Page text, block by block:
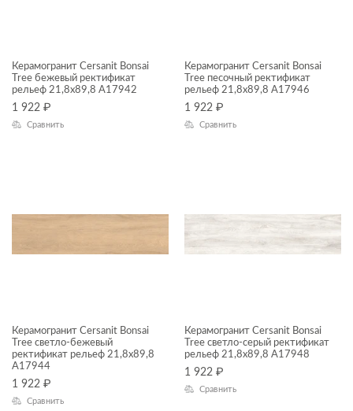
КОЛЛЕКЦИЯ
Bonsai Tree
МАТЕРИАЛ
Керамогранит Cersanit Bonsai
Tree бежевый ректификат
рельеф 21,8x89,8 A17942
1 922 ₽
Сравнить
Керамогранит Cersanit Bonsai
Tree песочный ректификат
рельеф 21,8x89,8 A17946
1 922 ₽
Сравнить
Керамогранит Cersanit Bonsai
Tree светло-бежевый
ректификат рельеф 21,8x89,8
A17944
1 922 ₽
Сравнить
Керамогранит Cersanit Bonsai
Tree светло-серый ректификат
рельеф 21,8x89,8 A17948
1 922 ₽
Сравнить